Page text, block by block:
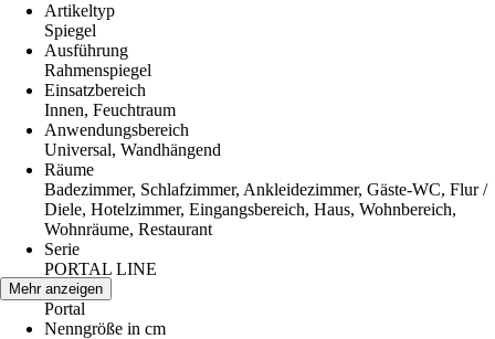
Artikeltyp
Spiegel
Ausführung
Rahmenspiegel
Einsatzbereich
Innen, Feuchtraum
Anwendungsbereich
Universal, Wandhängend
Räume
Badezimmer, Schlafzimmer, Ankleidezimmer, Gäste-WC, Flur /
Diele, Hotelzimmer, Eingangsbereich, Haus, Wohnbereich,
Wohnräume, Restaurant
Serie
PORTAL LINE
Form
Portal
Nenngröße in cm
Mehr anzeigen